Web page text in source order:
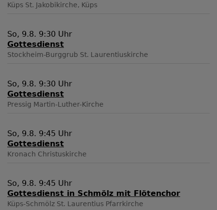
Küps St. Jakobikirche, Küps
So, 9.8. 9:30 Uhr
Gottesdienst
Stockheim-Burggrub St. Laurentiuskirche
So, 9.8. 9:30 Uhr
Gottesdienst
Pressig Martin-Luther-Kirche
So, 9.8. 9:45 Uhr
Gottesdienst
Kronach Christuskirche
So, 9.8. 9:45 Uhr
Gottesdienst in Schmölz mit Flötenchor
Küps-Schmölz St. Laurentius Pfarrkirche